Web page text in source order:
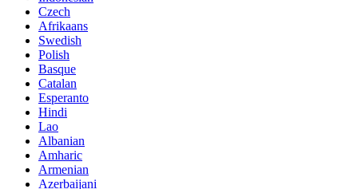
Czech
Afrikaans
Swedish
Polish
Basque
Catalan
Esperanto
Hindi
Lao
Albanian
Amharic
Armenian
Azerbaijani